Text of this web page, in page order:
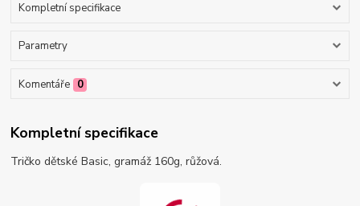
Kompletní specifikace
Parametry
Komentáře 0
Kompletní specifikace
Tričko dětské Basic, gramáž 160g, růžová.